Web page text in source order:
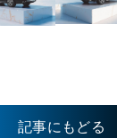
記事にもどる